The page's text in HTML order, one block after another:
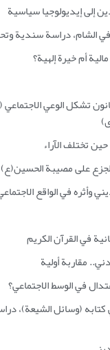
إلى إيديولوجيا سياسية
الشام، دراسة سندية
أم خيرة إلهية؟
تشكل الوعي
تختلف الآراء
على مصيبة الحسين(ع)
وأثره في الواقع
في القرآن الكريم
مقاربة أولية
في الوسط الاجتماعي؟
كتابه (وسائل الشيعة)،